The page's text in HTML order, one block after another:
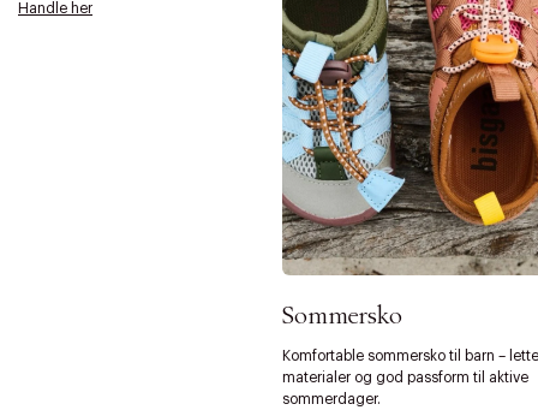
Handle her
Sommersko
Komfortable sommersko til barn – lette
materialer og god passform til aktive
sommerdager.